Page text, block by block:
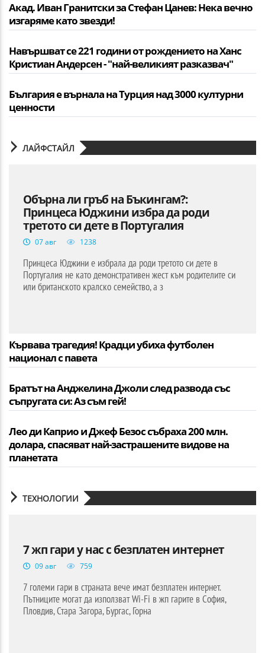
Акад. Иван Гранитски за Стефан Цанев: Нека вечно
изгаряме като звезди!
Навършват се 221 години от рождението на Ханс
Кристиан Андерсен - "най-великият разказвач"
България е върнала на Турция над 3000 културни
ценности
ЛАЙФСТАЙЛ
Обърна ли гръб на Бъкингам?:
Принцеса Юджини избра да роди
третото си дете в Португалия
07 авг 1238
Принцеса Юджини е избрала да роди третото си дете в
Португалия не като демонстративен жест към родителите си
или британското кралско семейство, а з
Кървава трагедия! Крадци убиха футболен
национал с павета
Братът на Анджелина Джоли след развода със
съпругата си: Аз съм гей!
Лео ди Каприо и Джеф Безос събраха 200 млн.
долара, спасяват най-застрашените видове на
планетата
ТЕХНОЛОГИИ
7 жп гари у нас с безплатен интернет
09 авг 759
7 големи гари в страната вече имат безплатен интернет.
Пътниците могат да използват Wi-Fi в жп гарите в София,
Пловдив, Стара Загора, Бургас, Горна